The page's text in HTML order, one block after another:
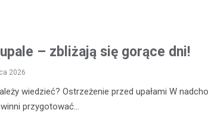
– zbliżają się gorące dni!
2026
wiedzieć? Ostrzeżenie przed upałami W
przygotować…